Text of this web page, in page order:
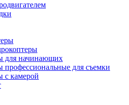
для начинающих
профессиональные для съемки
с камерой